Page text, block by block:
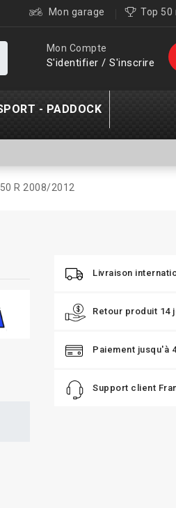
Mon garage Top 50
Mon Compte
S'identifier / S'inscrire
- PADDOCK
R 2008/2012
Livraison
Retour produit 14
Paiement jusqu'à
Support client